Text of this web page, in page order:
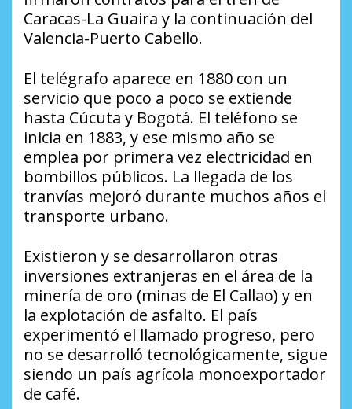
Caracas-La Guaira y la continuación del
Valencia-Puerto Cabello.
El telégrafo aparece en 1880 con un
servicio que poco a poco se extiende
hasta Cúcuta y Bogotá. El teléfono se
inicia en 1883, y ese mismo año se
emplea por primera vez electricidad en
bombillos públicos. La llegada de los
tranvías mejoró durante muchos años el
transporte urbano.
Existieron y se desarrollaron otras
inversiones extranjeras en el área de la
minería de oro (minas de El Callao) y en
la explotación de asfalto. El país
experimentó el llamado progreso, pero
no se desarrolló tecnológicamente, sigue
siendo un país agrícola monoexportador
de café.